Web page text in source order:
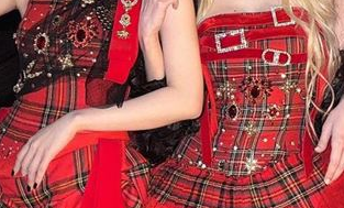
安回應了 10:01
新登場 10:00